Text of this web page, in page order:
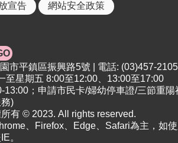
宣告 網站安全政策
市平鎮區振興路5號 | 電話: (03)457-
至星期五 8:00至12:00、13:00至17:00
13:00；申請市民卡/婦幼停車證/三節重
)
有 © 2023. All rights reserved.
、Firefox、Edge、Safari為主，如
。